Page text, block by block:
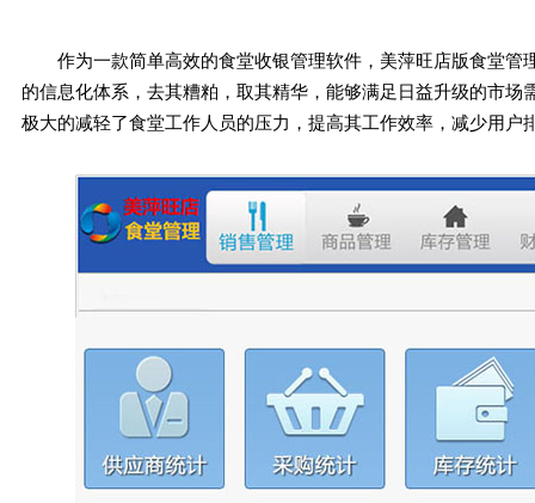
作为一款简单高效的食堂收银管理软件，美萍旺店版食堂
的信息化体系，去其糟粕，取其精华，能够满足日益升级的市
极大的减轻了食堂工作人员的压力，提高其工作效率，减少用户